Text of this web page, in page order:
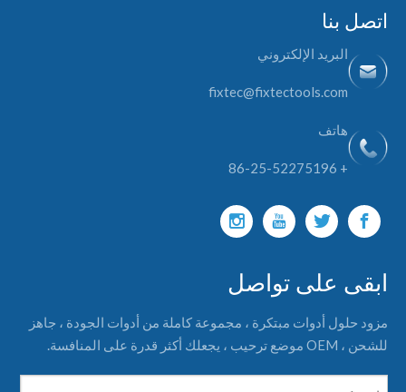
اتصل بنا
البريد الإلكتروني
fixtec@fixtectools.com
هاتف
+ 86-25-52275196
ابقى على تواصل
مزود حلول أدوات مبتكرة ، مجموعة كاملة من أدوات الجودة ، جاهز
للشحن ، OEM موضع ترحيب ، يجعلك أكثر قدرة على المنافسة.